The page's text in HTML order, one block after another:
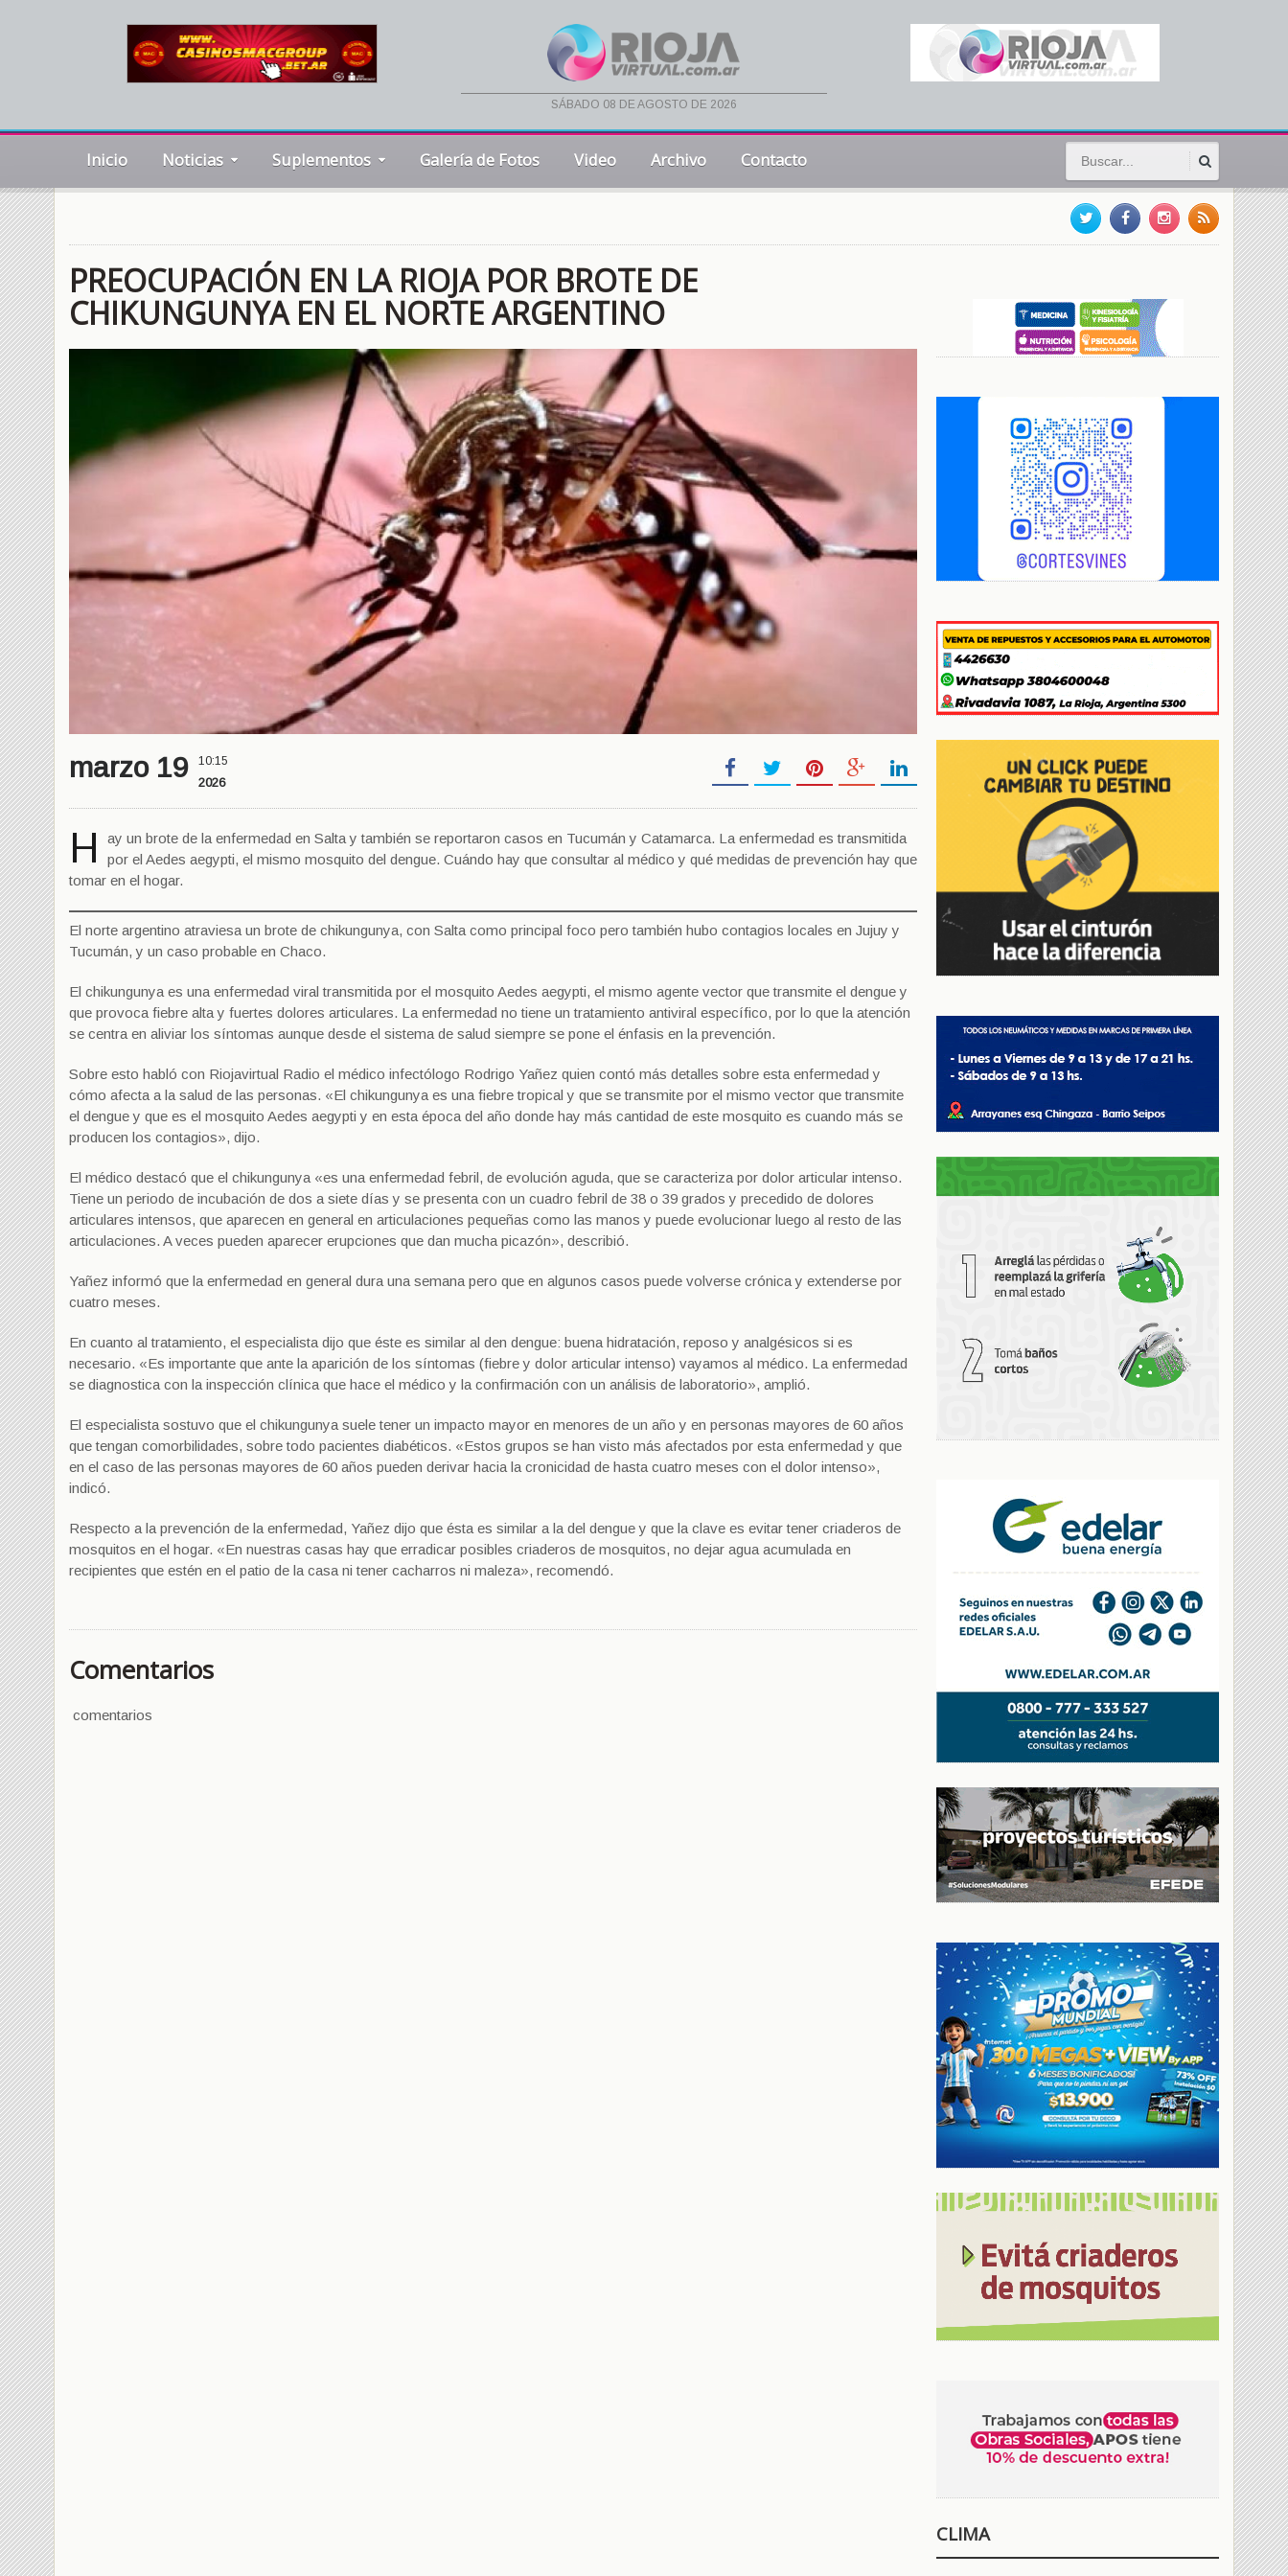
sábado 08 de agosto de 2026
Inicio Noticias Suplementos Galería de Fotos Video Archivo Contacto
PREOCUPACIÓN EN LA RIOJA POR BROTE DE
CHIKUNGUNYA EN EL NORTE ARGENTINO
marzo 19 10:15
2026
H
ay un brote de la enfermedad en Salta y también se reportaron casos en Tucumán y Catamarca. La enfermedad es transmitida
por el Aedes aegypti, el mismo mosquito del dengue. Cuándo hay que consultar al médico y qué medidas de prevención hay que
tomar en el hogar.
El norte argentino atraviesa un brote de chikungunya, con Salta como principal foco pero también hubo contagios locales en Jujuy y
Tucumán, y un caso probable en Chaco.
El chikungunya es una enfermedad viral transmitida por el mosquito Aedes aegypti, el mismo agente vector que transmite el dengue y
que provoca fiebre alta y fuertes dolores articulares. La enfermedad no tiene un tratamiento antiviral específico, por lo que la atención
se centra en aliviar los síntomas aunque desde el sistema de salud siempre se pone el énfasis en la prevención.
Sobre esto habló con Riojavirtual Radio el médico infectólogo Rodrigo Yañez quien contó más detalles sobre esta enfermedad y
cómo afecta a la salud de las personas. «El chikungunya es una fiebre tropical y que se transmite por el mismo vector que transmite
el dengue y que es el mosquito Aedes aegypti y en esta época del año donde hay más cantidad de este mosquito es cuando más se
producen los contagios», dijo.
El médico destacó que el chikungunya «es una enfermedad febril, de evolución aguda, que se caracteriza por dolor articular intenso.
Tiene un periodo de incubación de dos a siete días y se presenta con un cuadro febril de 38 o 39 grados y precedido de dolores
articulares intensos, que aparecen en general en articulaciones pequeñas como las manos y puede evolucionar luego al resto de las
articulaciones. A veces pueden aparecer erupciones que dan mucha picazón», describió.
Yañez informó que la enfermedad en general dura una semana pero que en algunos casos puede volverse crónica y extenderse por
cuatro meses.
En cuanto al tratamiento, el especialista dijo que éste es similar al den dengue: buena hidratación, reposo y analgésicos si es
necesario. «Es importante que ante la aparición de los síntomas (fiebre y dolor articular intenso) vayamos al médico. La enfermedad
se diagnostica con la inspección clínica que hace el médico y la confirmación con un análisis de laboratorio», amplió.
El especialista sostuvo que el chikungunya suele tener un impacto mayor en menores de un año y en personas mayores de 60 años
que tengan comorbilidades, sobre todo pacientes diabéticos. «Estos grupos se han visto más afectados por esta enfermedad y que
en el caso de las personas mayores de 60 años pueden derivar hacia la cronicidad de hasta cuatro meses con el dolor intenso»,
indicó.
Respecto a la prevención de la enfermedad, Yañez dijo que ésta es similar a la del dengue y que la clave es evitar tener criaderos de
mosquitos en el hogar. «En nuestras casas hay que erradicar posibles criaderos de mosquitos, no dejar agua acumulada en
recipientes que estén en el patio de la casa ni tener cacharros ni maleza», recomendó.
Comentarios
comentarios
CLIMA